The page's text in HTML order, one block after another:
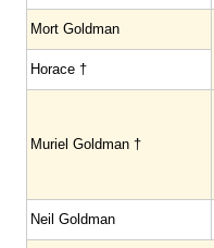
Mort Goldman
Horace †
Muriel Goldman †
Neil Goldman